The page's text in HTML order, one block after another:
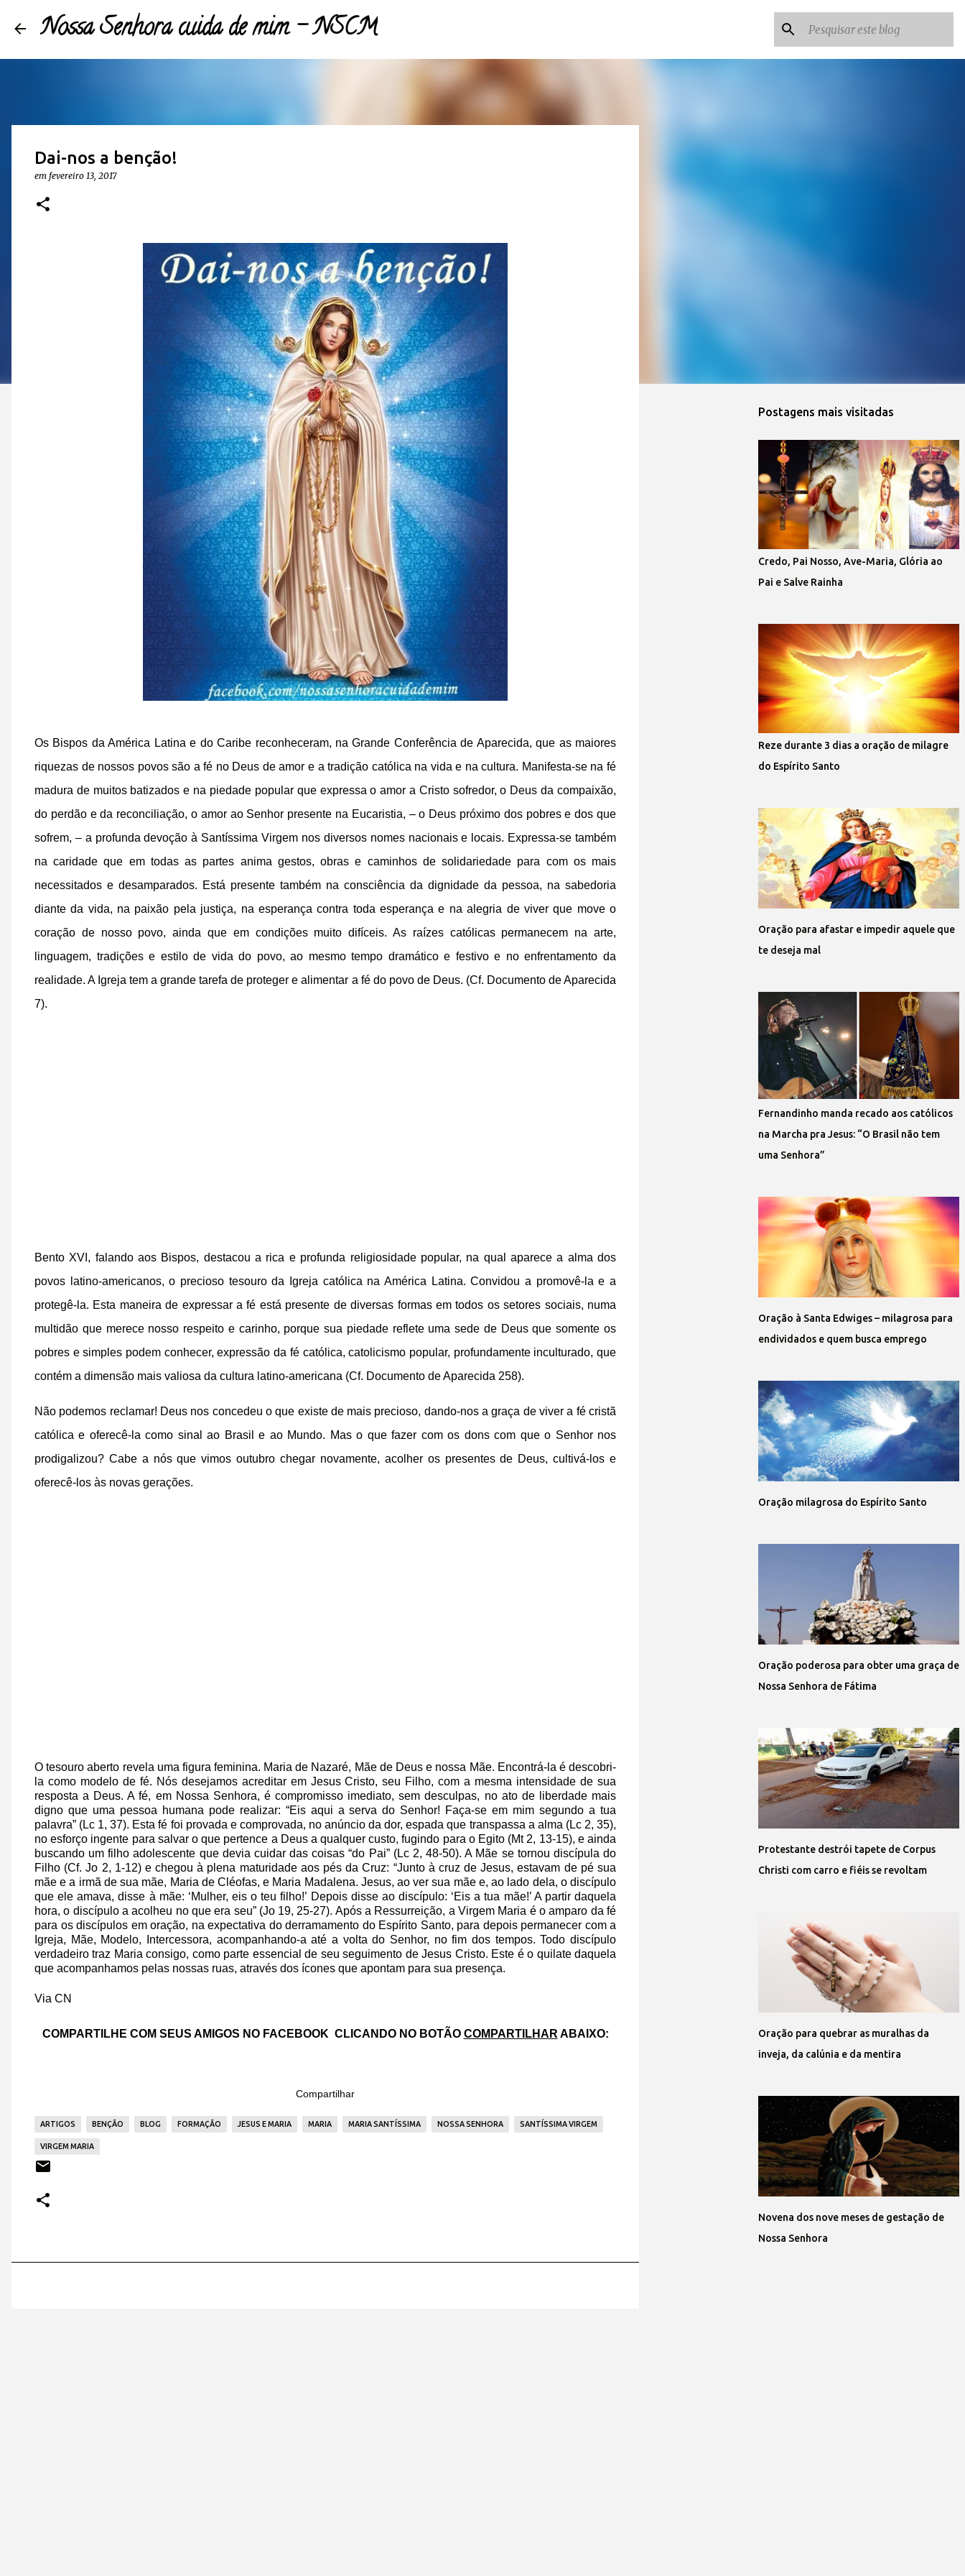
Nossa Senhora cuida de mim - NSCM
Dai-nos a benção!
em fevereiro 13, 2017
Os Bispos da América Latina e do Caribe reconheceram, na Grande Conferência de Aparecida, que as maiores
riquezas de nossos povos são a fé no Deus de amor e a tradição católica na vida e na cultura. Manifesta-se na fé
madura de muitos batizados e na piedade popular que expressa o amor a Cristo sofredor, o Deus da compaixão,
do perdão e da reconciliação, o amor ao Senhor presente na Eucaristia, – o Deus próximo dos pobres e dos que
sofrem, – a profunda devoção à Santíssima Virgem nos diversos nomes nacionais e locais. Expressa-se também
na caridade que em todas as partes anima gestos, obras e caminhos de solidariedade para com os mais
necessitados e desamparados. Está presente também na consciência da dignidade da pessoa, na sabedoria
diante da vida, na paixão pela justiça, na esperança contra toda esperança e na alegria de viver que move o
coração de nosso povo, ainda que em condições muito difíceis. As raízes católicas permanecem na arte,
linguagem, tradições e estilo de vida do povo, ao mesmo tempo dramático e festivo e no enfrentamento da
realidade. A Igreja tem a grande tarefa de proteger e alimentar a fé do povo de Deus. (Cf. Documento de Aparecida
7).
Bento XVI, falando aos Bispos, destacou a rica e profunda religiosidade popular, na qual aparece a alma dos
povos latino-americanos, o precioso tesouro da Igreja católica na América Latina. Convidou a promovê-la e a
protegê-la. Esta maneira de expressar a fé está presente de diversas formas em todos os setores sociais, numa
multidão que merece nosso respeito e carinho, porque sua piedade reflete uma sede de Deus que somente os
pobres e simples podem conhecer, expressão da fé católica, catolicismo popular, profundamente inculturado, que
contém a dimensão mais valiosa da cultura latino-americana (Cf. Documento de Aparecida 258).
Não podemos reclamar! Deus nos concedeu o que existe de mais precioso, dando-nos a graça de viver a fé cristã
católica e oferecê-la como sinal ao Brasil e ao Mundo. Mas o que fazer com os dons com que o Senhor nos
prodigalizou? Cabe a nós que vimos outubro chegar novamente, acolher os presentes de Deus, cultivá-los e
oferecê-los às novas gerações.
O tesouro aberto revela uma figura feminina. Maria de Nazaré, Mãe de Deus e nossa Mãe. Encontrá-la é descobri-
la como modelo de fé. Nós desejamos acreditar em Jesus Cristo, seu Filho, com a mesma intensidade de sua
resposta a Deus. A fé, em Nossa Senhora, é compromisso imediato, sem desculpas, no ato de liberdade mais
digno que uma pessoa humana pode realizar: “Eis aqui a serva do Senhor! Faça-se em mim segundo a tua
palavra” (Lc 1, 37). Esta fé foi provada e comprovada, no anúncio da dor, espada que transpassa a alma (Lc 2, 35),
no esforço ingente para salvar o que pertence a Deus a qualquer custo, fugindo para o Egito (Mt 2, 13-15), e ainda
buscando um filho adolescente que devia cuidar das coisas “do Pai” (Lc 2, 48-50). A Mãe se tornou discípula do
Filho (Cf. Jo 2, 1-12) e chegou à plena maturidade aos pés da Cruz: “Junto à cruz de Jesus, estavam de pé sua
mãe e a irmã de sua mãe, Maria de Cléofas, e Maria Madalena. Jesus, ao ver sua mãe e, ao lado dela, o discípulo
que ele amava, disse à mãe: ‘Mulher, eis o teu filho!’ Depois disse ao discípulo: ‘Eis a tua mãe!’ A partir daquela
hora, o discípulo a acolheu no que era seu” (Jo 19, 25-27). Após a Ressurreição, a Virgem Maria é o amparo da fé
para os discípulos em oração, na expectativa do derramamento do Espírito Santo, para depois permanecer com a
Igreja, Mãe, Modelo, Intercessora, acompanhando-a até a volta do Senhor, no fim dos tempos. Todo discípulo
verdadeiro traz Maria consigo, como parte essencial de seu seguimento de Jesus Cristo. Este é o quilate daquela
que acompanhamos pelas nossas ruas, através dos ícones que apontam para sua presença.
Via CN
COMPARTILHE COM SEUS AMIGOS NO FACEBOOK CLICANDO NO BOTÃO COMPARTILHAR ABAIXO:
Compartilhar
ARTIGOS BENÇÃO BLOG FORMAÇÃO JESUS E MARIA MARIA MARIA SANTÍSSIMA NOSSA SENHORA SANTÍSSIMA VIRGEM
VIRGEM MARIA
Postagens mais visitadas
Credo, Pai Nosso, Ave-Maria, Glória ao
Pai e Salve Rainha
Reze durante 3 dias a oração de milagre
do Espírito Santo
Oração para afastar e impedir aquele que
te deseja mal
Fernandinho manda recado aos católicos
na Marcha pra Jesus: “O Brasil não tem
uma Senhora”
Oração à Santa Edwiges – milagrosa para
endividados e quem busca emprego
Oração milagrosa do Espírito Santo
Oração poderosa para obter uma graça de
Nossa Senhora de Fátima
Protestante destrói tapete de Corpus
Christi com carro e fiéis se revoltam
Oração para quebrar as muralhas da
inveja, da calúnia e da mentira
Novena dos nove meses de gestação de
Nossa Senhora